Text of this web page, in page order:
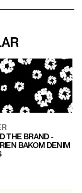
THE BRAND -
BAKOM DENIM